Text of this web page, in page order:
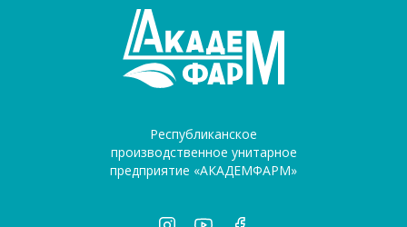
Республиканское
производственное унитарное
предприятие «АКАДЕМФАРМ»